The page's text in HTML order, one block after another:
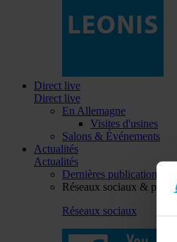
Direct live
Direct live
En Allemagne
Visites d'usines
Salons & Événements
Actualités
Actualités
Dernières publications
Réseaux sociaux & plus
Réseaux sociaux